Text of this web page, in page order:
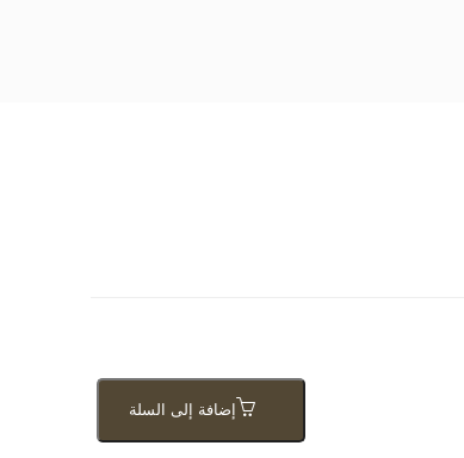
إضافة إلى السلة